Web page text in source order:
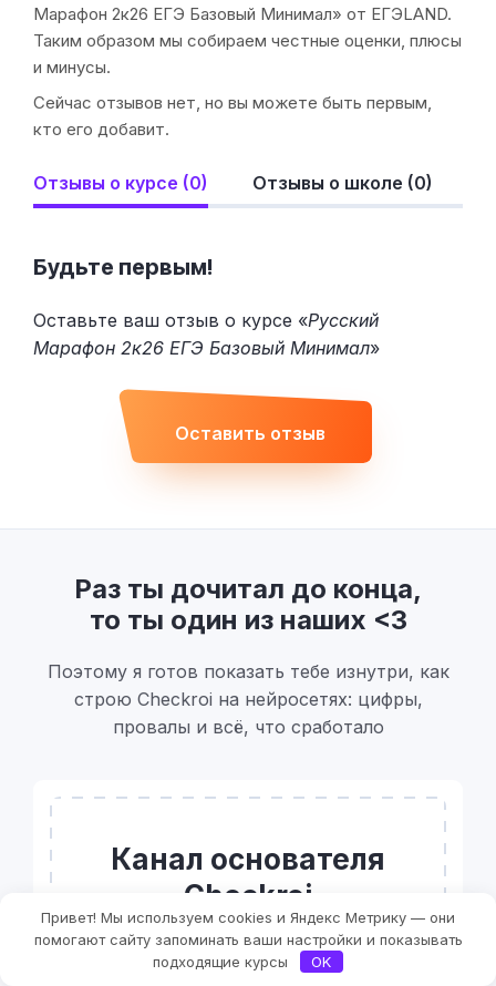
Марафон 2к26 ЕГЭ Базовый Минимал» от ЕГЭLAND.
Таким образом мы собираем честные оценки, плюсы
и минусы.
Сейчас отзывов нет, но вы можете быть первым,
кто его добавит.
Отзывы о курсе (0) Отзывы о школе (0)
Будьте первым!
Оставьте ваш отзыв о курсе «Русский
Марафон 2к26 ЕГЭ Базовый Минимал»
Оставить отзыв
Раз ты дочитал до конца,
то ты один из наших <3
Поэтому я готов показать тебе изнутри, как
строю Checkroi на нейросетях: цифры,
провалы и всё, что сработало
Канал основателя
Checkroi
Вани Буявца
Привет! Мы используем cookies и Яндекс Метрику — они
помогают сайту запоминать ваши настройки и показывать
подходящие курсы
OK